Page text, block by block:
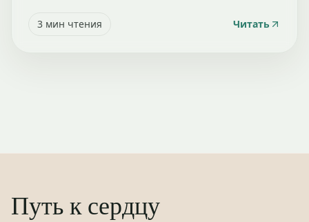
3 мин чтения Читать
Путь к сердцу